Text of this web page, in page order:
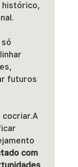
histórico,
só
futuros
cocriar.A
com